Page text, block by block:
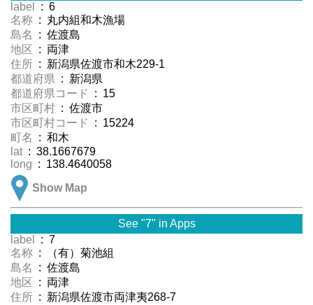
label
: 6
名称 : 丸内組和木漁場
島名
: 佐渡島
地区 : 両津
住所 : 新潟県佐渡市和木229-1
都道府県 : 新潟県
都道府県コード
: 15
市区町村 : 佐渡市
市区町村コード
: 15224
町名
: 和木
lat : 38.1667679
long : 138.4640058
Show Map
See "7" in Apps
label
: 7
名称 : （有）菊池組
島名
: 佐渡島
地区 : 両津
住所 : 新潟県佐渡市両津夷268-7